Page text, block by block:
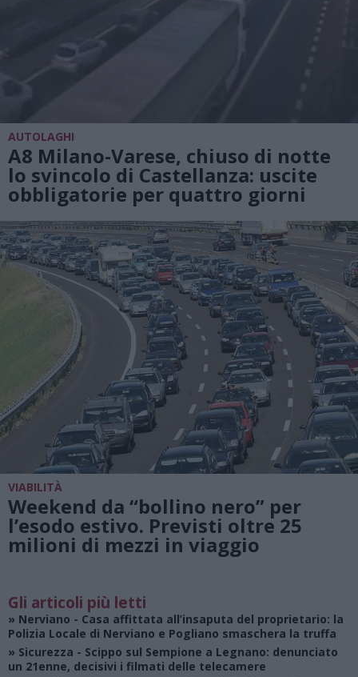
AUTOLAGHI
A8 Milano-Varese, chiuso di notte
lo svincolo di Castellanza: uscite
obbligatorie per quattro giorni
VIABILITÀ
Weekend da “bollino nero” per
l’esodo estivo. Previsti oltre 25
milioni di mezzi in viaggio
Gli articoli più letti
» Nerviano - Casa affittata all’insaputa del proprietario: la
Polizia Locale di Nerviano e Pogliano smaschera la truffa
» Sicurezza - Scippo sul Sempione a Legnano: denunciato
un 21enne, decisivi i filmati delle telecamere